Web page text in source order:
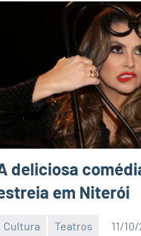
deliciosa
em Niterói
Cultura Teatros 11/